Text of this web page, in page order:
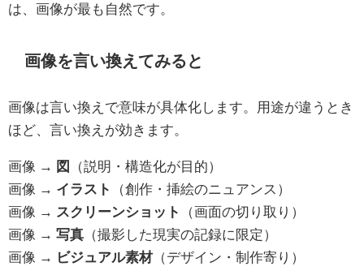
は、画像が最も自然です。
画像を言い換えてみると
画像は言い換えで意味が具体化します。用途が違うとき
ほど、言い換えが効きます。
画像 → 図
（説明・構造化が目的）
画像 → イラスト
（創作・挿絵のニュアンス）
画像 → スクリーンショット
（画面の切り取り）
画像 → 写真 （撮影した現実の記録に限定）
画像 → ビジュアル素材（デザイン・制作寄り）